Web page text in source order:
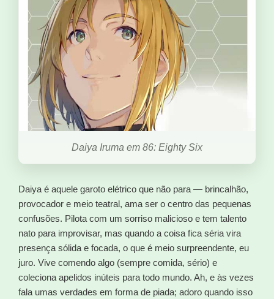
Daiya Iruma em 86: Eighty Six
Daiya é aquele garoto elétrico que não para — brincalhão,
provocador e meio teatral, ama ser o centro das pequenas
confusões. Pilota com um sorriso malicioso e tem talento
nato para improvisar, mas quando a coisa fica séria vira
presença sólida e focada, o que é meio surpreendente, eu
juro. Vive comendo algo (sempre comida, sério) e
coleciona apelidos inúteis para todo mundo. Ah, e às vezes
fala umas verdades em forma de piada; adoro quando isso